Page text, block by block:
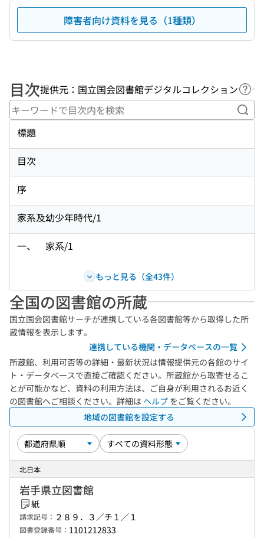
障害者向け資料を見る（1種類）
目次提供元：国立国会図書館デジタルコレクション ヘ
キ
標題
目次
序
家系及幼少年時代/1
一、 家系/1
もっと見る（全43件）
全国の図書館の所蔵
国立国会図書館サーチが連携している各図書館等から取得した所
蔵情報を表示します。
連携している機関・データベースの一覧
所蔵館、利用可否等の詳細・最新状況は情報提供元の各館のサイ
ト・データベースで直接ご確認ください。所蔵館から取寄せるこ
とが可能かなど、資料の利用方法は、ご自身が利用されるお近く
の図書館へご相談ください。詳細は ヘルプ をご覧ください。
地域の図書館を設定する
北日本
岩手県立図書館
紙
請求記号： ２８９．３／チ１／１
図書登録番号： 1101212833